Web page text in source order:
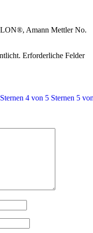
Amann Mettler No.
Erforderliche Felder
4 von 5 Sternen 5